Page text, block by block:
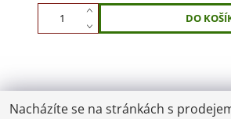
POŠTOVNÉ
Nacházíte se na stránkách s